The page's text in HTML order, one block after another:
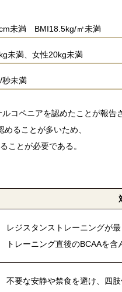
未満 BMI18.5kg/㎡未満
未満、女性20kg未満
秒未満
コペニアを認めたことが報告
ることが多いため、
ことが必要である。
レジスタンストレーニングが最
トレーニング直後のBCAAを
不要な安静や禁食を避け、四